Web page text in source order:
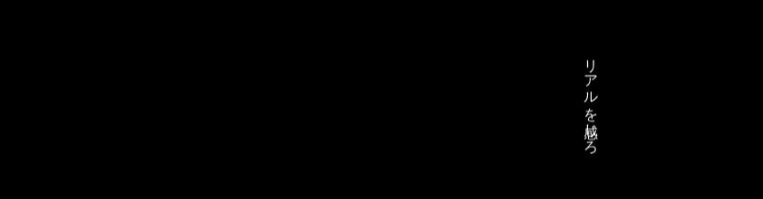
リアルを感じろ